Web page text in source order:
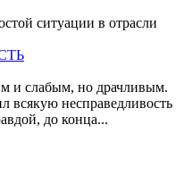
ситуации в отрасли
и слабым, но драчливым.
несправедливость
до конца...